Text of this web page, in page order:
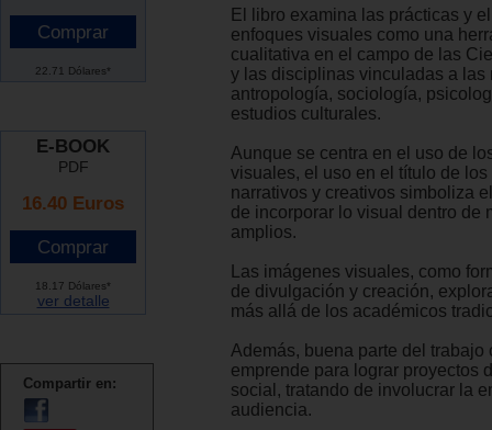
22.71 Dólares*
E-BOOK
PDF
16.40 Euros
18.17 Dólares*
ver detalle
Compartir en:
El libro examina las prácticas y
enfoques visuales como una
cualitativa en el campo de las
y las disciplinas vinculadas a las
antropología, sociología,
estudios culturales.
Aunque se centra en el uso de
visuales, el uso en el título de los
narrativos y creativos simboliza
de incorporar lo visual dentro de
amplios.
Las imágenes visuales, como
de divulgación y creación,
más allá de los académicos
Además, buena parte del trabajo
emprende para lograr proyectos
social, tratando de involucrar la
audiencia.